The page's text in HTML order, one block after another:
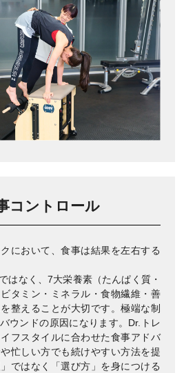
コントロール
において、食事は結果を左右する
はなく、7大栄養素（たんぱく質・
タミン・ミネラル・食物繊維・善
整えることが大切です。極端な制
ウンドの原因になります。Dr.トレ
フスタイルに合わせた食事アドバ
忙しい方でも続けやすい方法を提
ではなく「選び方」を身につける